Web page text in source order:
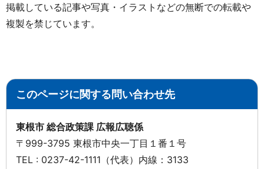
掲載している記事や写真・イラストなどの無断での転載や
複製を禁じています。
このページに関する問い合わせ先
東根市 総合政策課 広報広聴係
〒999-3795 東根市中央一丁目１番１号
TEL : 0237-42-1111（代表）内線：3133